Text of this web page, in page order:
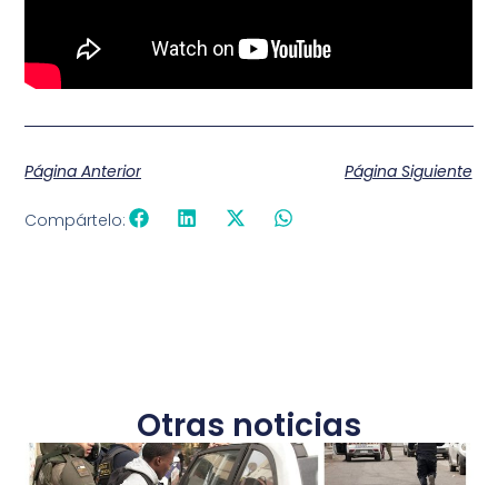
Página Anterior Página Siguiente
Compártelo:
Otras noticias